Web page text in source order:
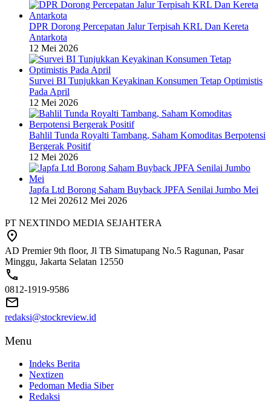
DPR Dorong Percepatan Jalur Terpisah KRL Dan Kereta
Antarkota
12 Mei 2026
Survei BI Tunjukkan Keyakinan Konsumen Tetap Optimistis
Pada April
12 Mei 2026
Bahlil Tunda Royalti Tambang, Saham Komoditas Berpotensi
Bergerak Positif
12 Mei 2026
Japfa Ltd Borong Saham Buyback JPFA Senilai Jumbo Mei
12 Mei 202612 Mei 2026
PT NEXTINDO MEDIA SEJAHTERA
AD Premier 9th floor, Jl TB Simatupang No.5 Ragunan, Pasar
Minggu, Jakarta Selatan 12550
0812-1919-9586
redaksi@stockreview.id
Menu
Indeks Berita
Nextizen
Pedoman Media Siber
Redaksi